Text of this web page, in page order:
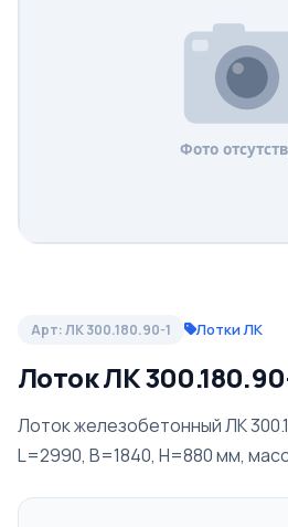
Арт: ЛК 300.180.90-1 Лотки ЛК
Лоток ЛК
Лоток железобетонный ЛК
L=2990, B=1840, H=880 мм,